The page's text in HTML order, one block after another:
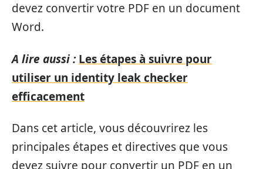
devez convertir votre PDF en un document
Word.
A lire aussi : Les étapes à suivre pour
utiliser un identity leak checker
efficacement
Dans cet article, vous découvrirez les
principales étapes et directives que vous
devez suivre pour convertir un PDF en un